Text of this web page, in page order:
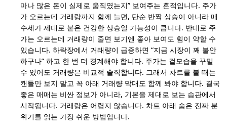
마나 많은 돈이 실제로 움직였는지” 보여주는 흔적입니다. 주가
가 오르는데 거래량까지 함께 늘면, 단순 반짝 상승이 아니라 매
수세가 제대로 붙은 건강한 상승일 가능성이 큽니다. 반대로 주
가는 오르는데 거래량이 줄면 보기엔 좋아 보여도 힘이 약할 수
있습니다. 하락장에서 거래량이 급증하면 “지금 시장이 꽤 불안
하구나” 하고 한 번 더 경계해야 합니다. 주가는 겉모습을 꾸밀
수 있어도 거래량은 비교적 솔직합니다. 그래서 차트를 볼 때는
캔들만 보지 말고 꼭 아래 거래량 막대도 함께 봐야 합니다. 결국
좋은 매매는 비싼 정보가 아니라, 기본을 제대로 보는 습관에서
시작됩니다. 거래량은 어렵지 않습니다. 차트 아래 숨은 진짜 분
위기를 읽는 가장 쉬운 방법입니다.